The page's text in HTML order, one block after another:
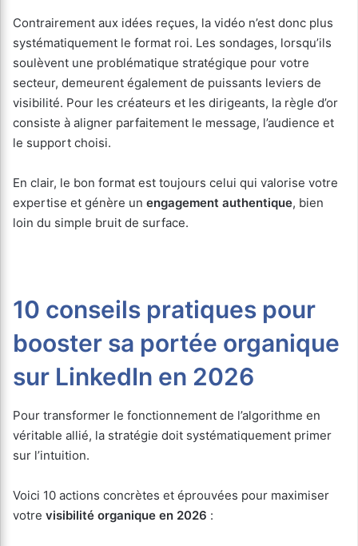
Contrairement aux idées reçues, la vidéo n’est donc plus
systématiquement le format roi. Les sondages, lorsqu’ils
soulèvent une problématique stratégique pour votre
secteur, demeurent également de puissants leviers de
visibilité. Pour les créateurs et les dirigeants, la règle d’or
consiste à aligner parfaitement le message, l’audience et
le support choisi.
En clair, le bon format est toujours celui qui valorise votre
expertise et génère un engagement authentique, bien
loin du simple bruit de surface.
10 conseils pratiques pour
booster sa portée organique
sur LinkedIn en 2026
Pour transformer le fonctionnement de l’algorithme en
véritable allié, la stratégie doit systématiquement primer
sur l’intuition.
Voici 10 actions concrètes et éprouvées pour maximiser
votre visibilité organique en 2026 :